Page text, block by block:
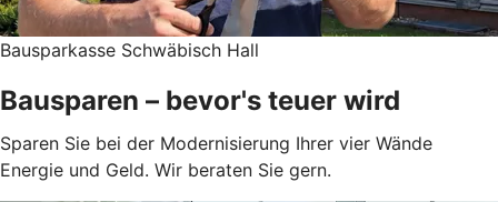
Bausparkasse Schwäbisch Hall
Bausparen – bevor's teuer wird
Sparen Sie bei der Modernisierung Ihrer vier Wände
Energie und Geld. Wir beraten Sie gern.